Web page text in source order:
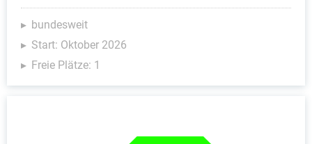
bundesweit
Start: Oktober 2026
Freie Plätze: 1